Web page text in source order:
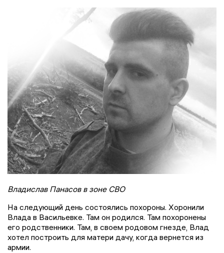
Владислав Панасов в зоне СВО
На следующий день состоялись похороны. Хоронили
Влада в Васильевке. Там он родился. Там похоронены
его родственники. Там, в своем родовом гнезде, Влад
хотел построить для матери дачу, когда вернется из
армии.